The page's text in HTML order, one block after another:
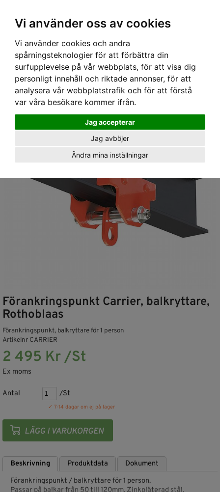
Vi använder oss av cookies
Vi använder cookies och andra
spårningsteknologier för att förbättra din
surfupplevelse på vår webbplats, för att visa dig
personligt innehåll och riktade annonser, för att
analysera vår webbplatstrafik och för att förstå
var våra besökare kommer ifrån.
Jag accepterar
Jag avböjer
Ändra mina inställningar
Hem›Utrustning› Förankringspunkt Carrier, balkryttare,
Rothoblaas
Förankringspunkt Carrier, balkryttare,
Rothoblaas
Förankringspunkt, balkryttare för 1 person
Artikelnr CARRIER
2 495 Kr /St
Ex moms
Antal /St
✓ 7-14 dagar om ej på lager
Beskrivning Produktdata
Dokument
Förankringspunkt / balkryttare för 1 person.